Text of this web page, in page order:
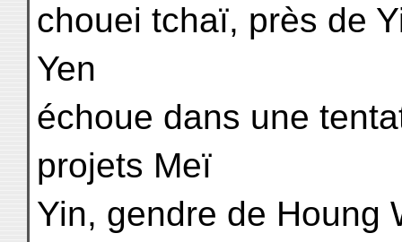
chouei tchaï, près de
Yen
échoue dans une
projets Meï
Yin, gendre de Houng